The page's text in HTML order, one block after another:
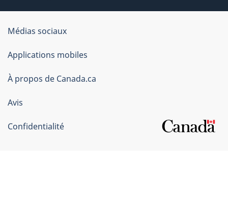
Organisation
du
gouvernement
du
Canada
Médias sociaux
Applications mobiles
À propos de Canada.ca
Avis
Confidentialité